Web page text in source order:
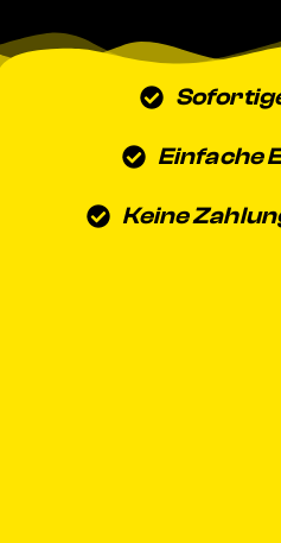
Einfache
Keine